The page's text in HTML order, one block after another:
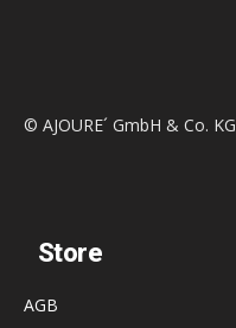
© AJOURE´ GmbH & Co. KG
Store
AGB